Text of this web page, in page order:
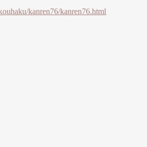
kanren76/kanren76.html